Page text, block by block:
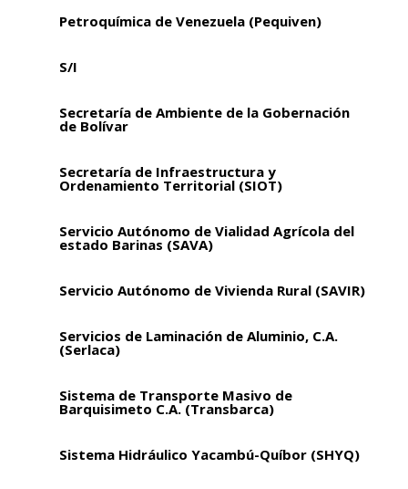
Petroquímica de Venezuela (Pequiven)
S/I
Secretaría de Ambiente de la Gobernación
de Bolívar
Secretaría de Infraestructura y
Ordenamiento Territorial (SIOT)
Servicio Autónomo de Vialidad Agrícola del
estado Barinas (SAVA)
Servicio Autónomo de Vivienda Rural (SAVIR)
Servicios de Laminación de Aluminio, C.A.
(Serlaca)
Sistema de Transporte Masivo de
Barquisimeto C.A. (Transbarca)
Sistema Hidráulico Yacambú-Quíbor (SHYQ)